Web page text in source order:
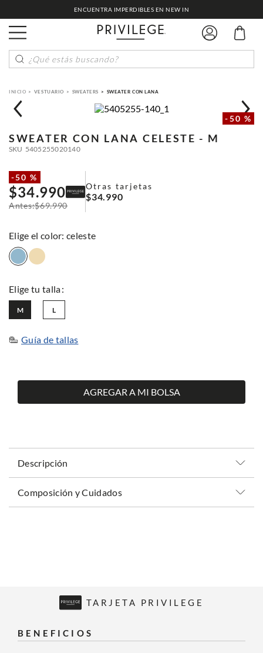
ENCUENTRA IMPERDIBLES EN NEW IN
¿Qué estás buscando?
VESTUARIO SWEATERS SWEATER CON LANA
-50 %
SWEATER CON LANA CELESTE - M
SKU 5405255020140
-50 %
$34.990
$69.990
Otras tarjetas
$34.990
: celeste
L
M
Guía de tallas
AGREGAR A MI BOLSA
Descripción
Composición y Cuidados
TARJETA PRIVILEGE
BENEFICIOS